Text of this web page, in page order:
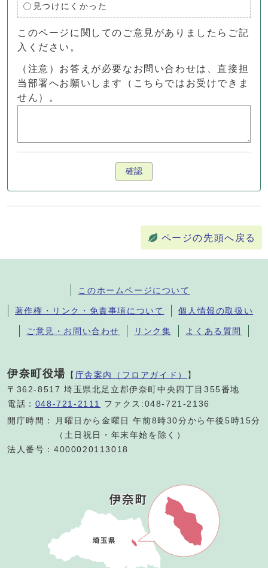
見つけにくかった
このページに関してのご意見がありましたらご記
入ください。
（注意）お答えが必要なお問い合わせは、直接担
当部署へお願いします（こちらではお受けできま
せん）。
確認
ページの先頭へ戻る
このホームページについて
著作権・リンク・免責事項について 個人情報の取扱い
ご意見・お問い合わせ リンク集 よくある質問
伊奈町役場 【 庁舎案内（フロアガイド） 】
〒362-8517 埼玉県北足立郡伊奈町中央四丁目355番地
電話： 048-721-2111
ファクス:048-721-2136
開庁時間：
月曜日から金曜日 午前8時30分から午後5時15分
（土日祝日・年末年始を除く）
法人番号：4000020113018